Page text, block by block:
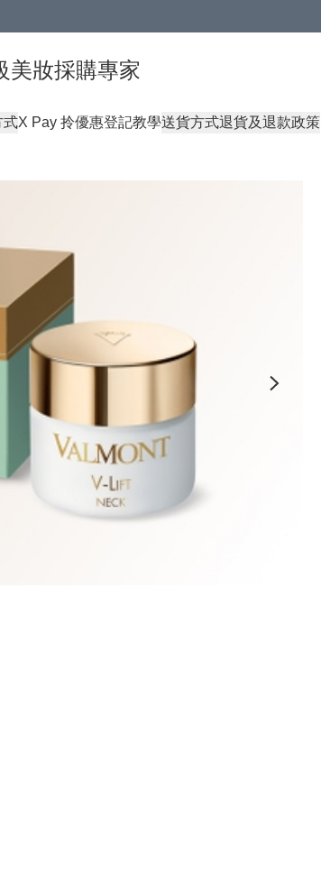
美妝採購專家
式X Pay 拎優惠登記教學送貨方式退貨及退款政策